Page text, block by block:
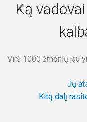
Ką
Virš 1000 žmonių jau
Jų
Kitą dalį